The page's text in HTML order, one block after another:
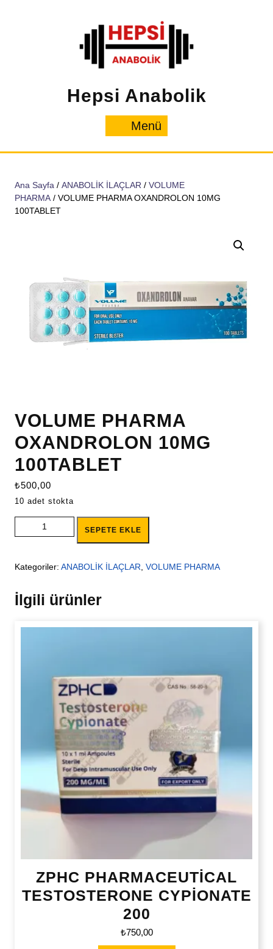
Hepsi Anabolik
Menü
Ana Sayfa / ANABOLİK İLAÇLAR / VOLUME
PHARMA / VOLUME PHARMA OXANDROLON 10MG
100TABLET
VOLUME PHARMA
OXANDROLON 10MG
100TABLET
₺500,00
10 adet stokta
VOLUME PHARMA OXANDROLON 10MG 100TABLET adet
SEPETE EKLE
Kategoriler: ANABOLİK İLAÇLAR, VOLUME PHARMA
İlgili ürünler
ZPHC PHARMACEUTİCAL
TESTOSTERONE CYPİONATE
200
₺750,00